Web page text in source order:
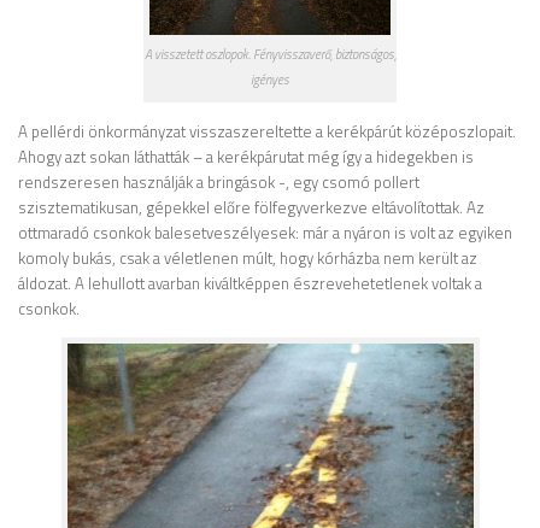
A visszetett oszlopok. Fényvisszaverő, biztonságos,
igényes
A pellérdi önkormányzat visszaszereltette a kerékpárút középoszlopait.
Ahogy azt sokan láthatták – a kerékpárutat még így a hidegekben is
rendszeresen használják a bringások -, egy csomó pollert
szisztematikusan, gépekkel előre fölfegyverkezve eltávolítottak. Az
ottmaradó csonkok balesetveszélyesek: már a nyáron is volt az egyiken
komoly bukás, csak a véletlenen múlt, hogy kórházba nem került az
áldozat. A lehullott avarban kiváltképpen észrevehetetlenek voltak a
csonkok.